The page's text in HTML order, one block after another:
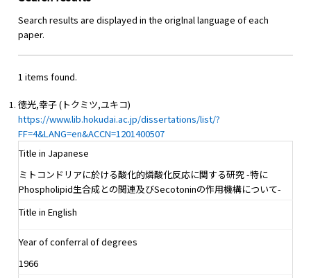
Search results are displayed in the origlnal language of each
paper.
1 items found.
徳光,幸子 (トクミツ,ユキコ)
https://www.lib.hokudai.ac.jp/dissertations/list/?
FF=4&LANG=en&ACCN=1201400507
Title in Japanese
ミトコンドリアに於ける酸化的燐酸化反応に関する研究 -特に
Phospholipid生合成との関連及びSecotoninの作用機構について-
Title in English
Year of conferral of degrees
1966